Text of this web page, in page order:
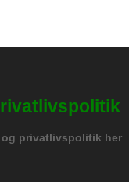
privatlivspolitik her